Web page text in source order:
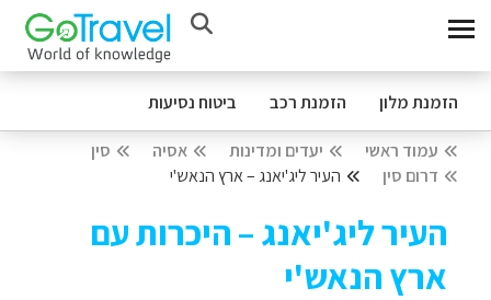
הזמנת מלון הזמנת רכב ביטוח נסיעות
עמוד ראשי יעדים ומדינות אסיה
סין
דרום סין
העיר ליג'יאנג – ארץ הנאש'י
העיר ליג'יאנג – היכרות עם
ארץ הנאש'י